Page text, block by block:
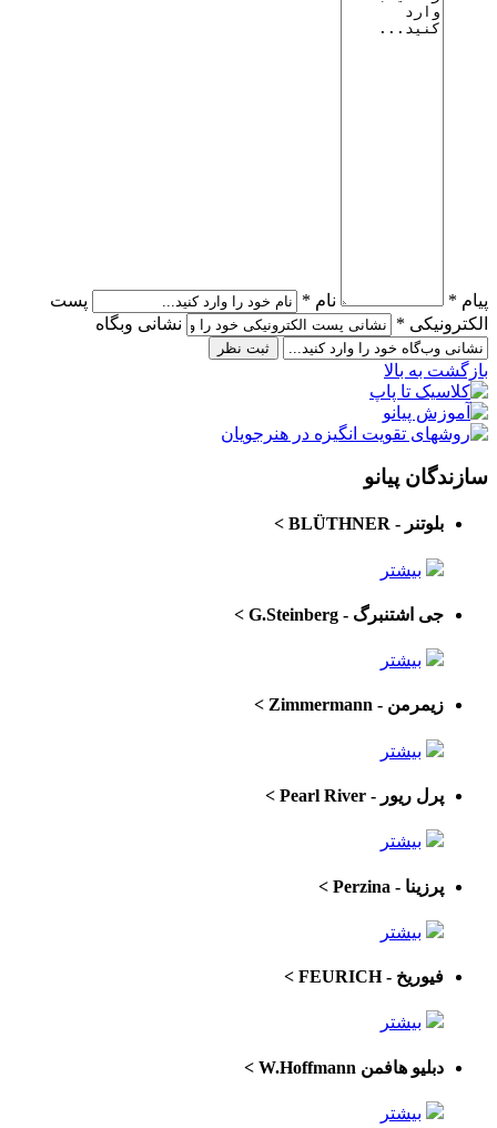
پیام * نام *
پست
الکترونیکی *
نشانی وبگاه
بازگشت به بالا
سازندگان پیانو
بلوتنر - BLÜTHNER >
بیشتر
جی اشتنبرگ - G.Steinberg >
بیشتر
زیمرمن - Zimmermann >
بیشتر
پرل ریور - Pearl River >
بیشتر
پرزینا - Perzina >
بیشتر
فیوریخ - FEURICH >
بیشتر
دبلیو هافمن W.Hoffmann >
بیشتر